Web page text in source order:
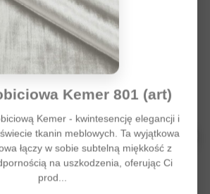
Kemer 801 (art)
Kemer - kwintesencję elegancji i
tkanin meblowych. Ta wyjątkowa
łączy w sobie subtelną miękkość z
na uszkodzenia, oferując Ci
prod...